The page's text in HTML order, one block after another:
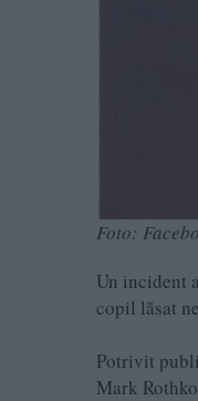
Foto:
Un incident
copil lăsat
Potrivit
Mark